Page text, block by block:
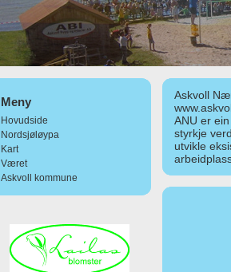
Meny
Hovudside
Nordsjøløypa
Kart
Været
Askvoll kommune
Askvoll
ANU er
styrkje
utvikle